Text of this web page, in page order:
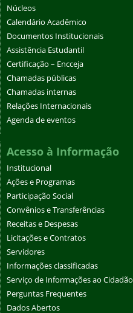
Núcleos
Calendário Acadêmico
Documentos Institucionais
Assistência Estudantil
Certificação – Encceja
Chamadas públicas
Chamadas internas
Relações Internacionais
Agenda de eventos
Acesso à Informação
Institucional
Ações e Programas
Participação Social
Convênios e Transferências
Receitas e Despesas
Licitações e Contratos
Servidores
Informações classificadas
Serviço de Informações ao Cidadão
Perguntas Frequentes
Dados Abertos